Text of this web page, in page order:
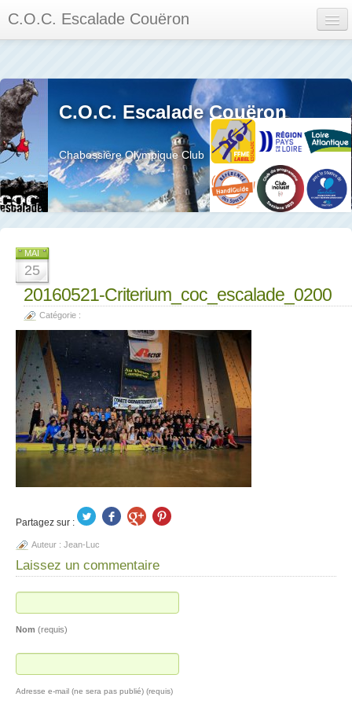
C.O.C. Escalade Couëron
Calendrier des événements et des compétitions
Les membres
Les séances
Privée
La salle et le mur
C.O.C. Escalade Couëron
Chabossière Olympique Club
MAI
25
20160521-Criterium_coc_escalade_0200
Catégorie :
Partagez sur :
Auteur : Jean-Luc
Laissez un commentaire
Nom (requis)
Adresse e-mail (ne sera pas publié) (requis)